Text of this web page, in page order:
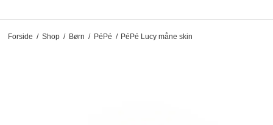
Forside / Shop / Børn / PéPé / PéPé Lucy måne skin